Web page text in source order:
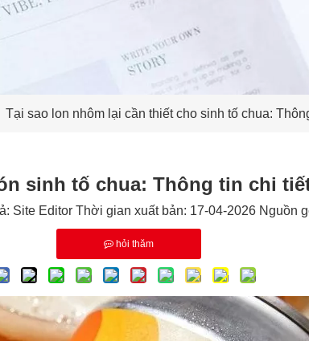
Tại sao lon nhôm lại cần thiết cho sinh tố chua:
sinh tố chua: Thông tin chi
Editor Thời gian xuất bản: 17-04-2026 Nguồn
hỏi thăm